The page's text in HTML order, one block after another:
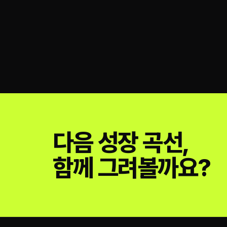
다음 성장 곡선,
함께 그려볼까요?